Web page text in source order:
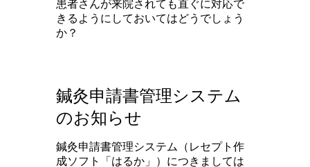
患者さんが来院されても直ぐに対応で
きるようにしておいてはどうでしょう
か？
鍼灸申請書管理システム
のお知らせ
鍼灸申請書管理システム（レセプト作
成ソフト「はるか」）につきましては